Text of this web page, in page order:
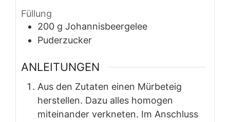
Füllung
200 g Johannisbeergelee
Puderzucker
ANLEITUNGEN
Aus den Zutaten einen Mürbeteig
herstellen. Dazu alles homogen
miteinander verkneten. Im Anschluss